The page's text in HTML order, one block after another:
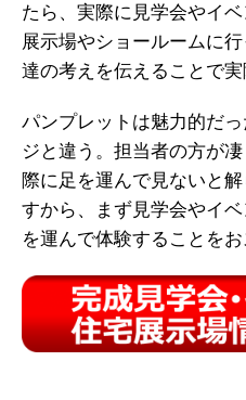
たら、実際に見学会やイ
展示場やショールームに
達の考えを伝えることで実
パンプレットは魅力的だ
ジと違う。担当者の方が
際に足を運んで見ないと
すから、まず見学会やイ
を運んで体験することをお